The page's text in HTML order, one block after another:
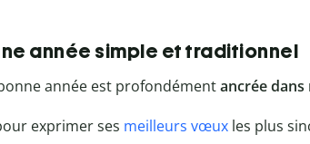
année simple et traditionnel
année est profondémentancrée
exprimer ses meilleurs vœux les plus